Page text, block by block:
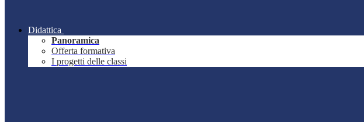
Didattica
Panoramica
Offerta formativa
I progetti delle classi